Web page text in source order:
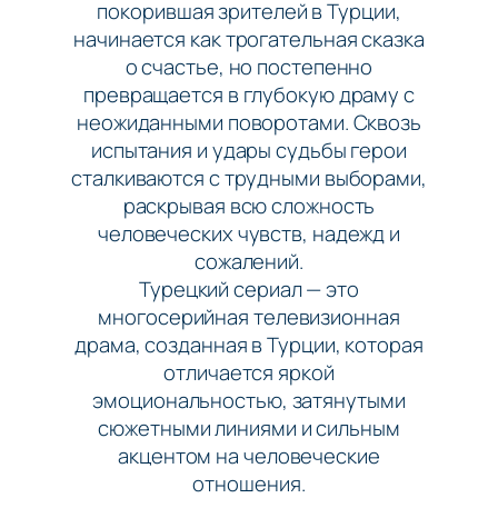
покорившая зрителей в Турции,
начинается как трогательная сказка
о счастье, но постепенно
превращается в глубокую драму с
неожиданными поворотами. Сквозь
испытания и удары судьбы герои
сталкиваются с трудными выборами,
раскрывая всю сложность
человеческих чувств, надежд и
сожалений.
Турецкий сериал — это
многосерийная телевизионная
драма, созданная в Турции, которая
отличается яркой
эмоциональностью, затянутыми
сюжетными линиями и сильным
акцентом на человеческие
отношения.